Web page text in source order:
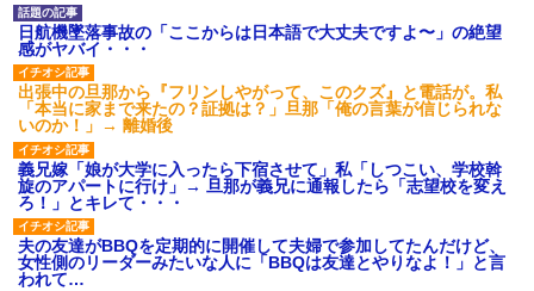
日航機墜落事故の「ここからは日本語で大丈夫ですよ〜」の絶望
感がヤバイ・・・
出張中の旦那から『フリンしやがって、このクズ』と電話が。私
「本当に家まで来たの？証拠は？」旦那「俺の言葉が信じられな
いのか！」→ 離婚後
義兄嫁「娘が大学に入ったら下宿させて」私「しつこい、学校斡
旋のアパートに行け」→ 旦那が義兄に通報したら「志望校を変え
ろ！」とキレて・・・
夫の友達がBBQを定期的に開催して夫婦で参加してたんだけど、
女性側のリーダーみたいな人に「BBQは友達とやりなよ！」と言
われて…